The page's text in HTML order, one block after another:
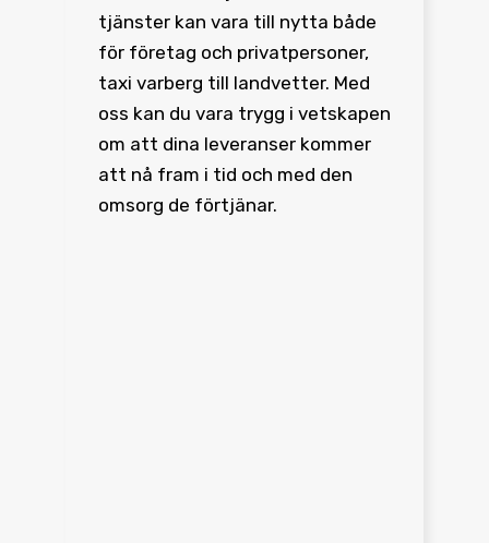
tjänster kan vara till nytta både
för företag och privatpersoner,
taxi varberg till landvetter. Med
oss kan du vara trygg i vetskapen
om att dina leveranser kommer
att nå fram i tid och med den
omsorg de förtjänar.